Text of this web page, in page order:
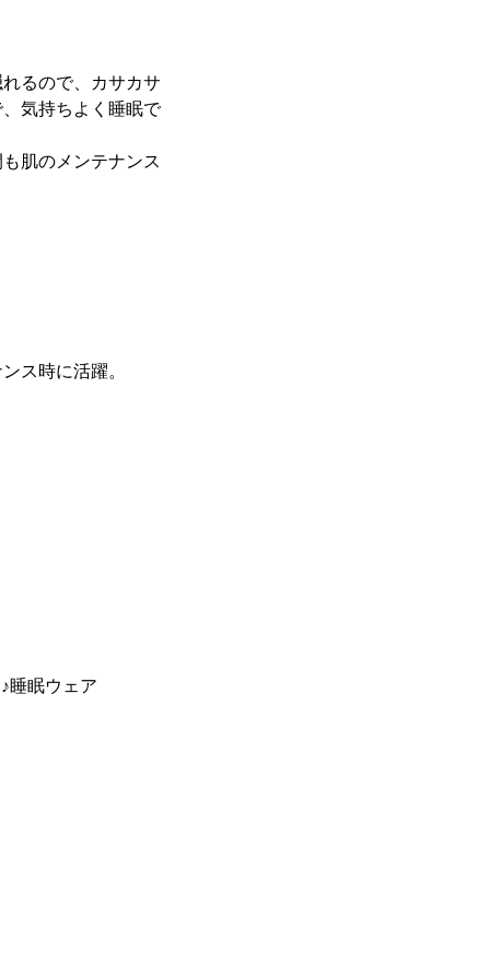
るので、カサカサ
気持ちよく睡眠で
肌のメンテナンス
ス時に活躍。
睡眠ウェア